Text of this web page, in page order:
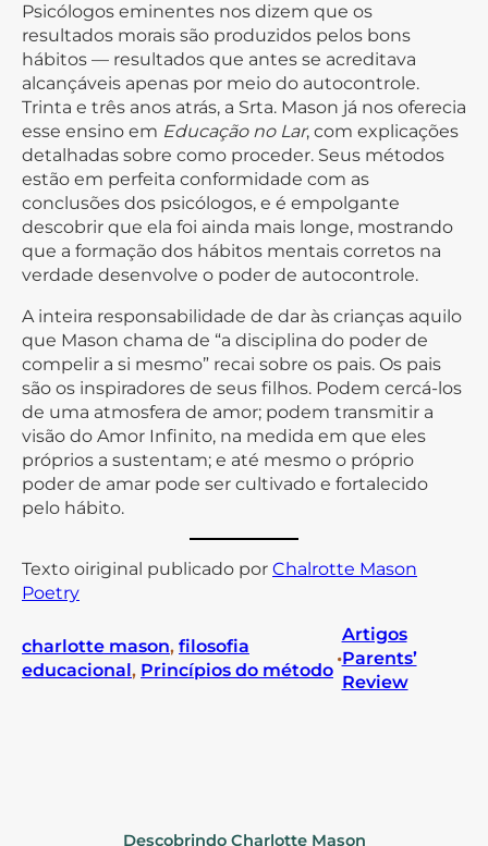
Psicólogos eminentes nos dizem que os
resultados morais são produzidos pelos bons
hábitos — resultados que antes se acreditava
alcançáveis apenas por meio do autocontrole.
Trinta e três anos atrás, a Srta. Mason já nos oferecia
esse ensino em Educação no Lar, com explicações
detalhadas sobre como proceder. Seus métodos
estão em perfeita conformidade com as
conclusões dos psicólogos, e é empolgante
descobrir que ela foi ainda mais longe, mostrando
que a formação dos hábitos mentais corretos na
verdade desenvolve o poder de autocontrole.
A inteira responsabilidade de dar às crianças aquilo
que Mason chama de “a disciplina do poder de
compelir a si mesmo” recai sobre os pais. Os pais
são os inspiradores de seus filhos. Podem cercá-los
de uma atmosfera de amor; podem transmitir a
visão do Amor Infinito, na medida em que eles
próprios a sustentam; e até mesmo o próprio
poder de amar pode ser cultivado e fortalecido
pelo hábito.
Texto oiriginal publicado por Chalrotte Mason
Poetry
charlotte mason, filosofia
educacional, Princípios do método
•
Artigos
Parents’
Review
Descobrindo Charlotte Mason